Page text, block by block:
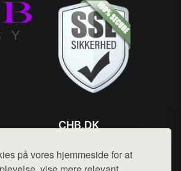
på vores hjemmeside for at
CHB.DK
Mail: hej@want.dk